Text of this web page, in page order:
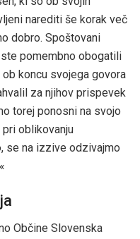
narediti še korak več
dobro. Spoštovani
pomembno obogatili
koncu svojega govora
za njihov prispevek
torej ponosni na svojo
oblikovanju
se na izzive odzivajmo
Občine Slovenska